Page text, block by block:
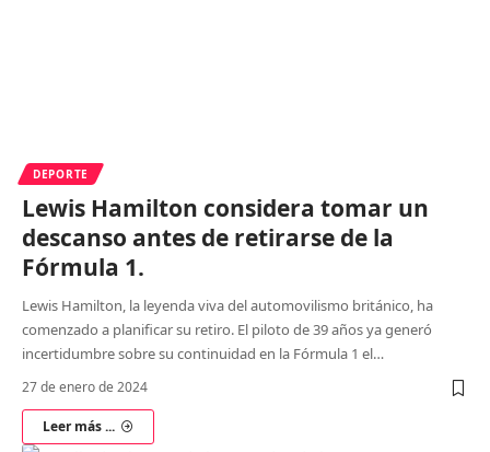
DEPORTE
Lewis Hamilton considera tomar un
descanso antes de retirarse de la
Fórmula 1.
Lewis Hamilton, la leyenda viva del automovilismo británico, ha
comenzado a planificar su retiro. El piloto de 39 años ya generó
incertidumbre sobre su continuidad en la Fórmula 1 el…
27 de enero de 2024
Leer más ...